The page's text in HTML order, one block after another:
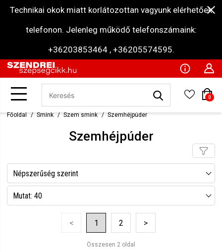
Technikai okok miatt korlátozottan vagyunk elérhetőek
telefonon. Jelenleg működő telefonszámaink:
+36203853464 , +36205574595.
0
Főoldal Smink Szem smink Szemhéjpúder
Szemhéjpúder
Népszerűség szerint
Név szerint csökkenő
Mutat: 40
< 1 2 >
Összesen 2 oldal